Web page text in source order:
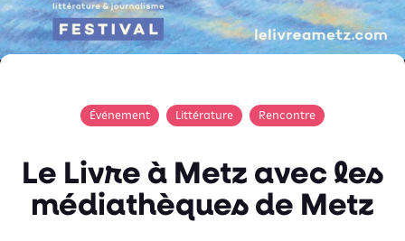
Événement Littérature Rencontre
Le Livre à Metz avec les
médiathèques de Metz